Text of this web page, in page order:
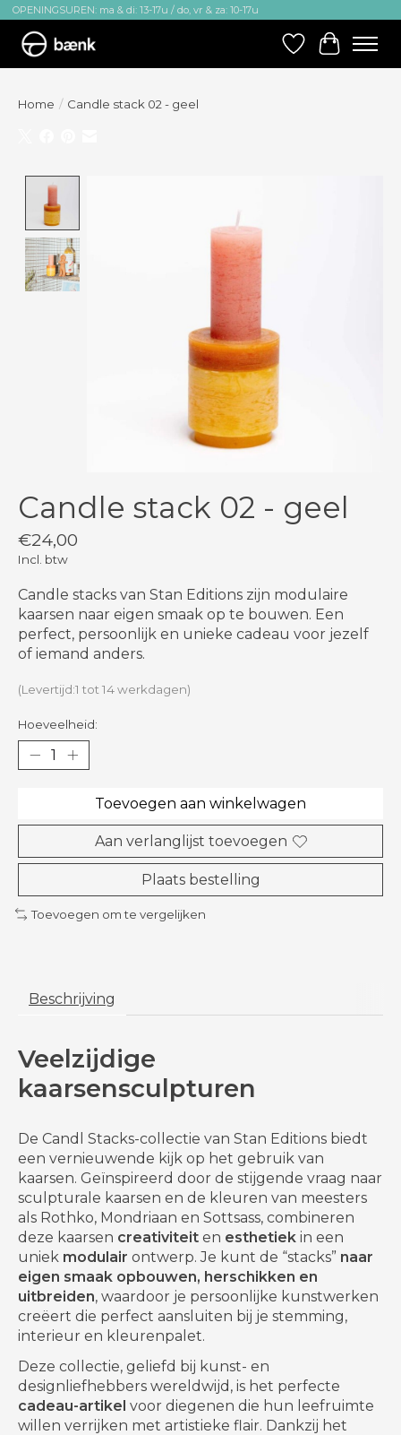
OPENINGSUREN: ma & di: 13-17u / do, vr & za: 10-17u
Verlanglijst
Home / Candle stack 02 - geel
Candle stack 02 - geel
€24,00
Incl. btw
Candle stacks van Stan Editions zijn modulaire
kaarsen naar eigen smaak op te bouwen. Een
perfect, persoonlijk en unieke cadeau voor jezelf
of iemand anders.
(Levertijd:1 tot 14 werkdagen)
Hoeveelheid:
Toevoegen aan winkelwagen
Aan verlanglijst toevoegen
Plaats bestelling
Toevoegen om te vergelijken
Beschrijving
Veelzijdige
kaarsensculpturen
De Candl Stacks-collectie van Stan Editions biedt
een vernieuwende kijk op het gebruik van
kaarsen. Geïnspireerd door de stijgende vraag naar
sculpturale kaarsen en de kleuren van meesters
als Rothko, Mondriaan en Sottsass, combineren
deze kaarsen creativiteit en esthetiek in een
uniek modulair ontwerp. Je kunt de “stacks” naar
eigen smaak opbouwen, herschikken en
uitbreiden, waardoor je persoonlijke kunstwerken
creëert die perfect aansluiten bij je stemming,
interieur en kleurenpalet.
Deze collectie, geliefd bij kunst- en
designliefhebbers wereldwijd, is het perfecte
cadeau-artikel voor diegenen die hun leefruimte
willen verrijken met artistieke flair. Dankzij het